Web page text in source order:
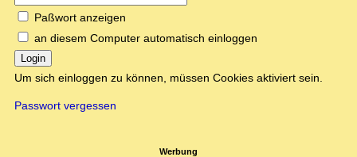
Paßwort anzeigen
an diesem Computer automatisch einloggen
Login
Um sich einloggen zu können, müssen Cookies aktiviert sein.
Passwort vergessen
Werbung